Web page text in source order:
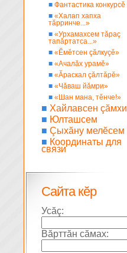
■ Фантастика конкурсĕ
■ «Халап хапха
тăрринче...»
■ «Урхамахсем тăраç
тапăртатса...»
■ «Ĕмĕтсен çăлкуçĕ»
■ «Ачалăх урамĕ»
■ «Ăраскал çăлтăрĕ»
■ «Чăваш йăмри»
■ «Шан мана, тĕнче!»
■ Хайлавсен çăмхи
■ Юлташсем
■ Çыхăну мелĕсем
■ Координаты для
связи
Сайта кĕр
Усăç:
Вăрттăн сăмах: